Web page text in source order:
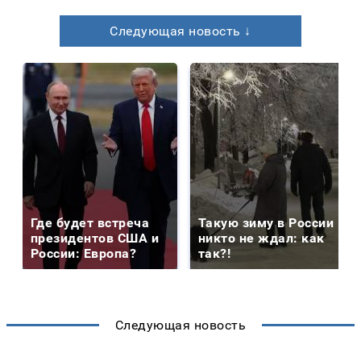
Следующая новость ↓
Где будет встреча
президентов США и
России: Европа?
Такую зиму в России
никто не ждал: как
так?!
Следующая новость